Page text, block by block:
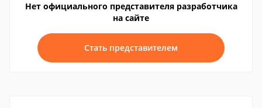
Нет официального представителя разработчика
на сайте
Стать представителем